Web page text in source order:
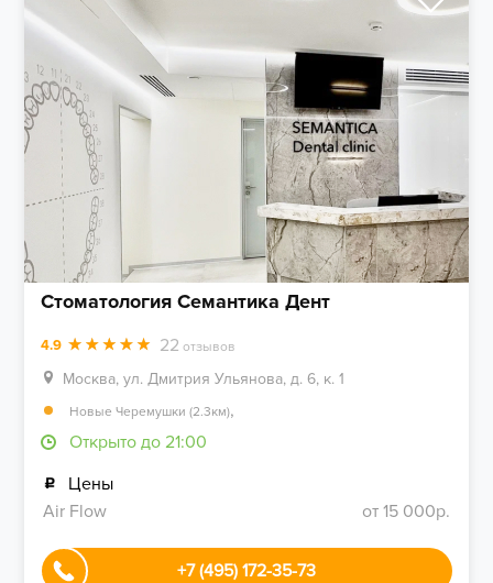
Стоматология Семантика Дент
4.9 22 отзывов
Москва, ул. Дмитрия Ульянова, д. 6, к. 1
Новые Черемушки (2.3км),
Открыто до 21:00
Цены
Air Flow
от 15 000р.
+7 (495) 172-35-73